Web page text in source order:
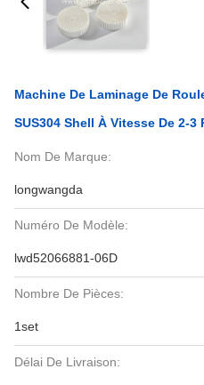
Machine De Laminage De
SUS304 Shell À Vitesse De 2-3
Nom De Marque:
longwangda
Numéro De Modèle:
lwd52066881-06D
Nombre De Pièces:
1set
Délai De Livraison: